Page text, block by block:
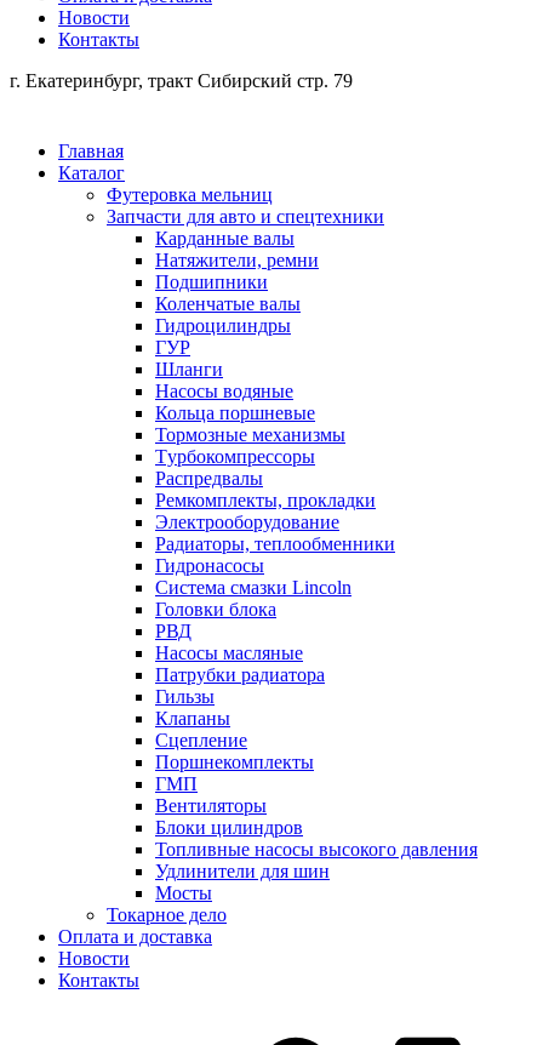
Новости
Контакты
г. Екатеринбург, тракт Сибирский стр. 79
Главная
Каталог
Футеровка мельниц
Запчасти для авто и спецтехники
Карданные валы
Натяжители, ремни
Подшипники
Коленчатые валы
Гидроцилиндры
ГУР
Шланги
Насосы водяные
Кольца поршневые
Тормозные механизмы
Tурбокомпрессоры
Распредвалы
Ремкомплекты, прокладки
Электрооборудование
Радиаторы, теплообменники
Гидронасосы
Система смазки Lincoln
Головки блока
РВД
Насосы масляные
Патрубки радиатоpа
Гильзы
Клапаны
Сцепление
Поршнекомплекты
ГМП
Вентиляторы
Блоки цилиндров
Топливные насосы высокого давления
Удлинители для шин
Мосты
Токарное дело
Оплата и доставка
Новости
Контакты